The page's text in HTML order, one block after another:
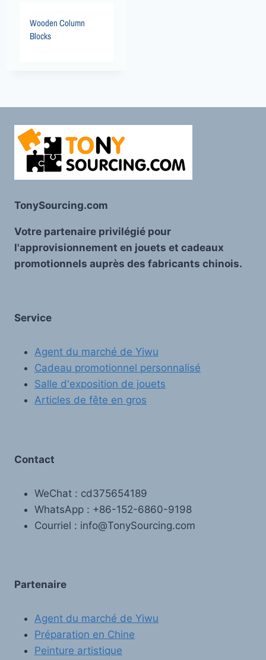
Wooden Column
Blocks
TonySourcing.com
Votre partenaire privilégié pour
l'approvisionnement en jouets et cadeaux
promotionnels auprès des fabricants chinois.
Service
Agent du marché de Yiwu
Cadeau promotionnel personnalisé
Salle d'exposition de jouets
Articles de fête en gros
Contact
WeChat : cd375654189
WhatsApp : +86-152-6860-9198
Courriel : info@TonySourcing.com
Partenaire
Agent du marché de Yiwu
Préparation en Chine
Peinture artistique